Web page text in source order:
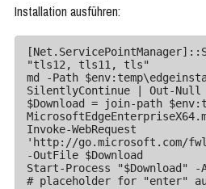
Installation ausführen:
"tls12, tls11, tls"
md -Path
SilentlyContinue | Out-Null
$Download = join-path
Invoke-WebRequest
'http://go.microsoft.com/
-OutFile $Download
Start-Process "$Download"
# placeholder for "enter"